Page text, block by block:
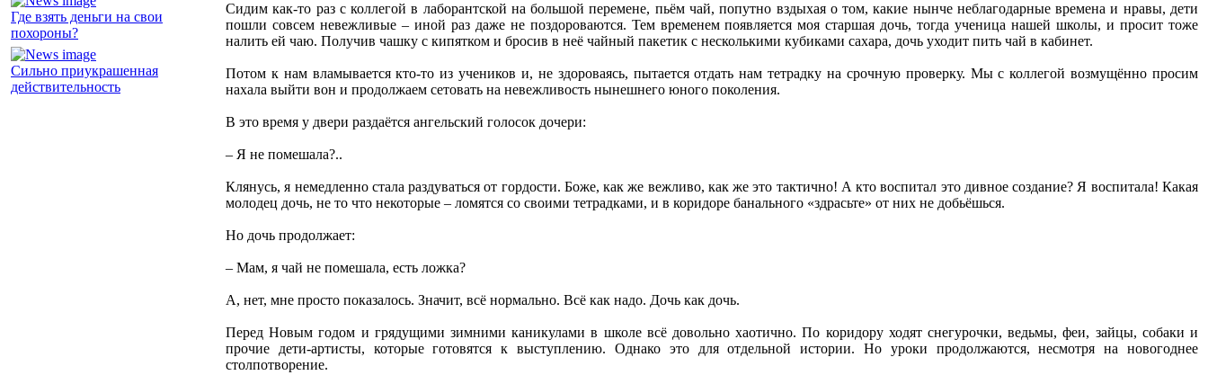
Где взять деньги на свои
похороны?
Сильно приукрашенная
действительность
Сидим как-то раз с коллегой в лаборантской на большой перемене, пьём чай, попутно вздыхая о том, какие нынче неблагодарные времена и нравы, дети
пошли совсем невежливые – иной раз даже не поздороваются. Тем временем появляется моя старшая дочь, тогда ученица нашей школы, и просит тоже
налить ей чаю. Получив чашку с кипятком и бросив в неё чайный пакетик с несколькими кубиками сахара, дочь уходит пить чай в кабинет.
Потом к нам вламывается кто-то из учеников и, не здороваясь, пытается отдать нам тетрадку на срочную проверку. Мы с коллегой возмущённо просим
нахала выйти вон и продолжаем сетовать на невежливость нынешнего юного поколения.
В это время у двери раздаётся ангельский голосок дочери:
– Я не помешала?..
Клянусь, я немедленно стала раздуваться от гордости. Боже, как же вежливо, как же это тактично! А кто воспитал это дивное создание? Я воспитала! Какая
молодец дочь, не то что некоторые – ломятся со своими тетрадками, и в коридоре банального «здрасьте» от них не добьёшься.
Но дочь продолжает:
– Мам, я чай не помешала, есть ложка?
А, нет, мне просто показалось. Значит, всё нормально. Всё как надо. Дочь как дочь.
Перед Новым годом и грядущими зимними каникулами в школе всё довольно хаотично. По коридору ходят снегурочки, ведьмы, феи, зайцы, собаки и
прочие дети-артисты, которые готовятся к выступлению. Однако это для отдельной истории. Но уроки продолжаются, несмотря на новогоднее
столпотворение.